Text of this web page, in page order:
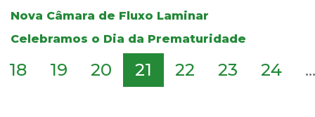
Nova Câmara de Fluxo Laminar
Celebramos o Dia da Prematuridade
18 19 20 21 22 23 24 ...